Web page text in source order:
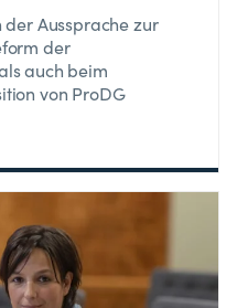
der Aussprache zur
der
auch beim
von ProDG